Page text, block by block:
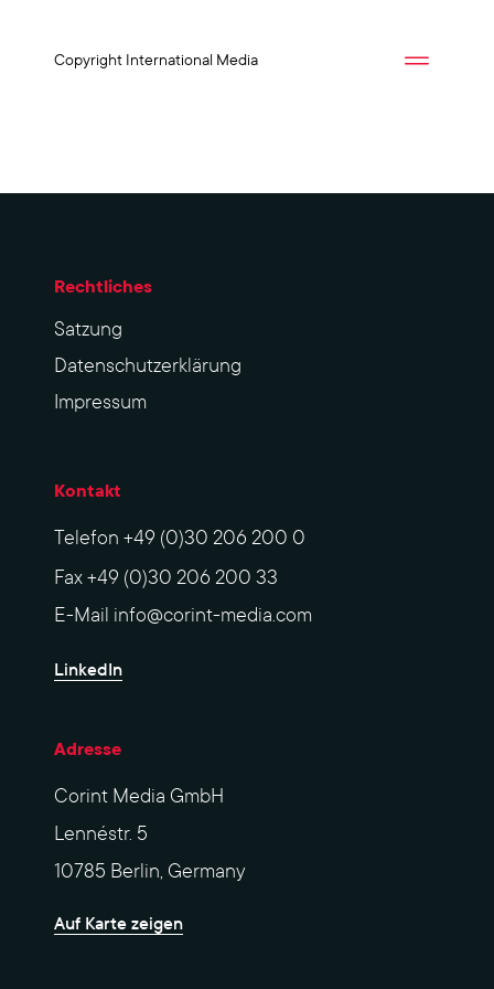
Copyright International Media
Rechtliches
Sat­zung
Datenschutzerklärung
Impres­sum
Kontakt
Telefon +49 (0)30 206 200 0
Fax+49 (0)30 206 200 33
E-Mail info@corint-media.com
LinkedIn
Adresse
Corint Media GmbH
Lennéstr. 5
10785 Berlin, Germany
Auf Karte zeigen